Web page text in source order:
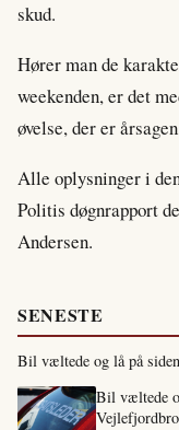
skud.
Hører man de
weekenden, er det
øvelse, der er
Alle oplysninger i
Politis døgnrapport
Andersen.
SENESTE
Bil væltede og lå på
Bil væltede